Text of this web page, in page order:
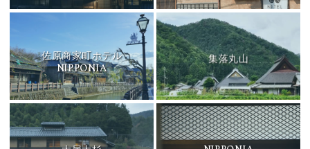
佐原商家町ホテル
NIPPONIA
集落丸山